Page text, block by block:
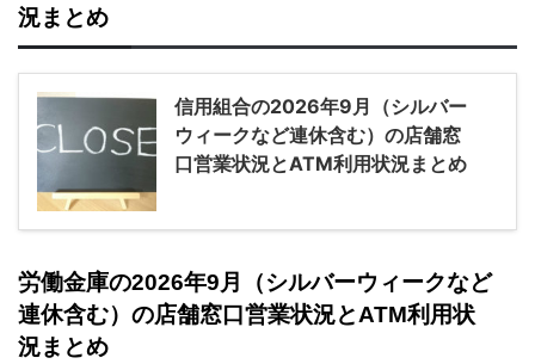
況まとめ
信用組合の2026年9月（シルバー
ウィークなど連休含む）の店舗窓
口営業状況とATM利用状況まとめ
労働金庫の2026年9月（シルバーウィークなど
連休含む）の店舗窓口営業状況とATM利用状
況まとめ